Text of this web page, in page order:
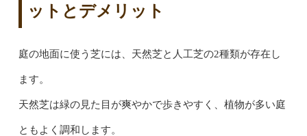
ットとデメリット
庭の地面に使う芝には、天然芝と人工芝の2種類が存在し
ます。
天然芝は緑の見た目が爽やかで歩きやすく、植物が多い庭
ともよく調和します。